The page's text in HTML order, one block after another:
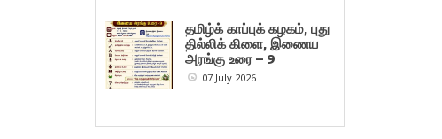
தமிழ்க் காப்புக் கழகம், புது
தில்லிக் கிளை, இணைய
அரங்கு உரை – 9
07 July 2026